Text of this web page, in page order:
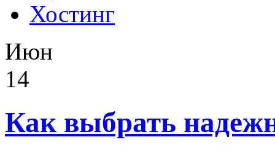
Хостинг
Июн
14
Как выбрать